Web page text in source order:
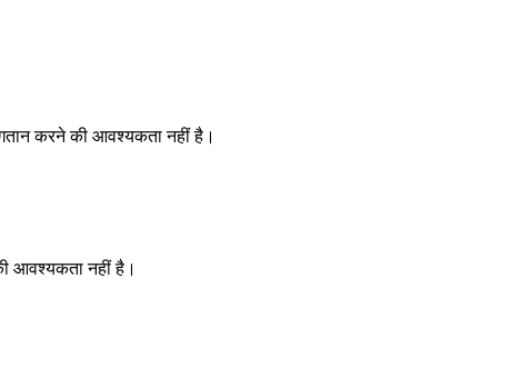
करने की आवश्यकता नहीं है।
आवश्यकता नहीं है।